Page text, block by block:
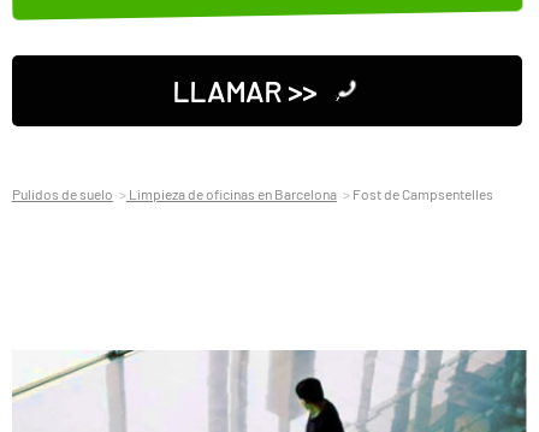
LLAMAR >>
Pulidos de suelo Limpieza de oficinas en Barcelona Fost de Campsentelles